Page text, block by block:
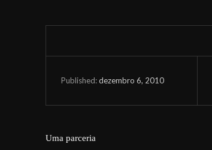
Published:dezembro 6, 2010
Uma parceria